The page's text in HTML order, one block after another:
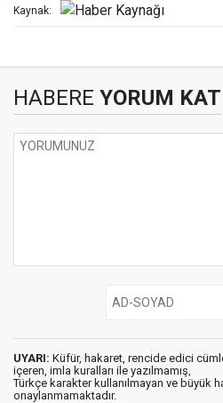
Kaynak:
HABERE YORUM KAT
UYARI: Küfür, hakaret, rencide edici
içeren, imla kuralları ile yazılmamış,
Türkçe karakter kullanılmayan ve büyük
onaylanmamaktadır.